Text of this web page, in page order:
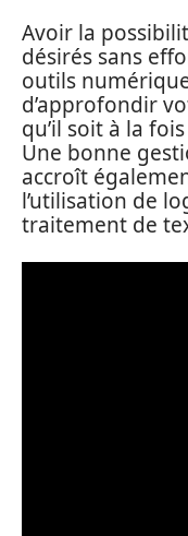
Avoir la
désirés sans
outils
d’approfondir
qu’il soit à la
Une bonne
accroît
l’utilisation de
traitement de